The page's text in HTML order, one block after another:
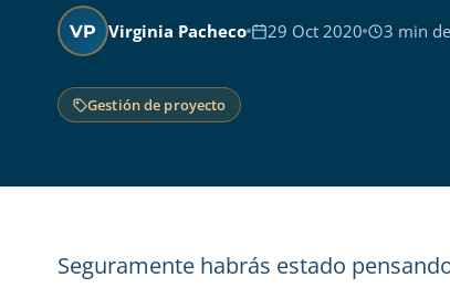
VP Virginia Pacheco 29 Oct 2020 3 min
Gestión de proyecto
Seguramente habrás estado